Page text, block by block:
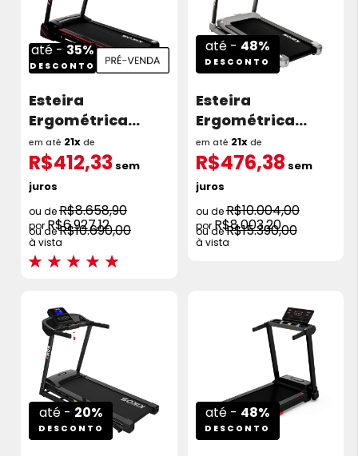
até - 35%
DESCONTO
Esteira
Ergométrica
Kikos E1200c 2.5
HP 14 Km/h
Avaliações:
R$8.658,90
R$10.690,00
R$6.927,12
à vista
em até 21xde
R$412,33 sem
juros
até - 48%
DESCONTO
Esteira
Ergométrica
Kikos KS2302 2.5
HP 16Km/H
R$10.004,00
R$15.390,00
R$8.003,20
à vista
em até 21xde
R$476,38 sem
juros
até - 20%
DESCONTO
até - 48%
DESCONTO